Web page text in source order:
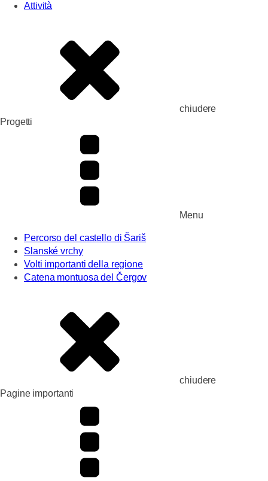
Attività
chiudere
Progetti
Menu
Percorso del castello di Šariš
Slanské vrchy
Volti importanti della regione
Catena montuosa del Čergov
chiudere
Pagine importanti